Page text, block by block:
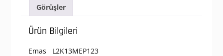
Ayarlanabilir
Metal
Görüşler
Ürün Bilgileri
Emas L2K13MEP123